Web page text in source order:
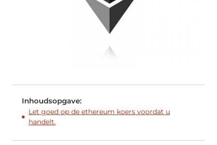
Inhoudsopgave:
Let goed op de ethereum koers voordat u
handelt.